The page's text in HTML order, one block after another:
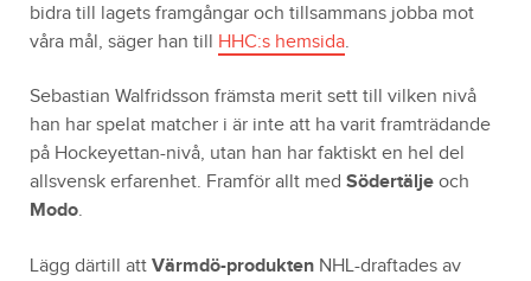
bidra till lagets framgångar och tillsammans jobba mot
våra mål, säger han till HHC:s hemsida.
Sebastian Walfridsson främsta merit sett till vilken nivå
han har spelat matcher i är inte att ha varit framträdande
på Hockeyettan-nivå, utan han har faktiskt en hel del
allsvensk erfarenhet. Framför allt med Södertälje och
Modo.
Lägg därtill att Värmdö-produkten NHL-draftades av